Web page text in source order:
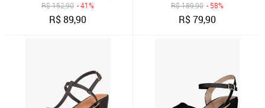
R$152,90 - 41%
R$89,90
R$189,90 - 58%
R$79,90